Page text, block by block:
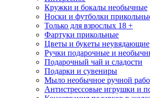
Кружки и бокалы необычные
Носки и футболки
Только для взрослых 18 +
Фартуки прикольные
Цветы и букеты неувядающие
Ручки подарочные и
Подарочный чай и сладости
Подарки и сувениры
Мыло необычное ручной
Антистрессовые игрушки и